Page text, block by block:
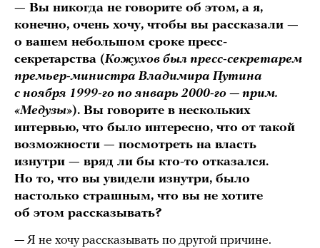
— Вы никогда не говорите об этом, а я,
конечно, очень хочу, чтобы вы рассказали —
о вашем небольшом сроке пресс-
секретарства (Кожухов был пресс-секретарем
премьер-министра Владимира Путина
с ноября 1999-го по январь 2000-го — прим.
«Медузы»). Вы говорите в нескольких
интервью, что было интересно, что от такой
возможности — посмотреть на власть
изнутри — вряд ли бы кто-то отказался.
Но то, что вы увидели изнутри, было
настолько страшным, что вы не хотите
об этом рассказывать?
— Я не хочу рассказывать по другой причине.